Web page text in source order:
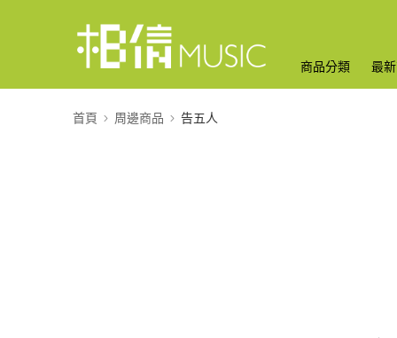
商品分類 最
首頁 周邊商品 告五人